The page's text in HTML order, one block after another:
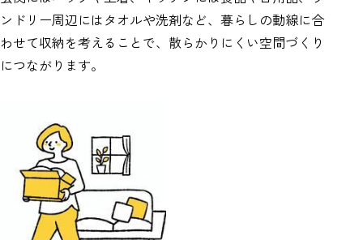
ンドリー周辺にはタオルや洗剤など、暮らしの動線に合
わせて収納を考えることで、散らかりにくい空間づくり
につながります。